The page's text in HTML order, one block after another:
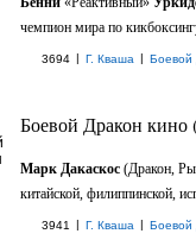
чемпион мира по
3694 | Г. Кваша | Боевой
Боевой Дракон кино
Марк Дакаскос (Дракон,
китайской, филиппинской,
3941 | Г. Кваша | Боевой